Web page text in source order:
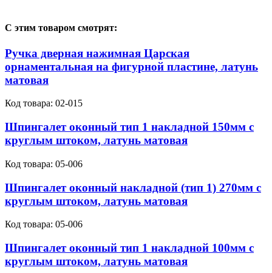
С этим товаром смотрят:
Ручка дверная нажимная Царская
орнаментальная на фигурной пластине, латунь
матовая
Код товара: 02-015
Шпингалет оконный тип 1 накладной 150мм с
круглым штоком, латунь матовая
Код товара: 05-006
Шпингалет оконный накладной (тип 1) 270мм с
круглым штоком, латунь матовая
Код товара: 05-006
Шпингалет оконный тип 1 накладной 100мм с
круглым штоком, латунь матовая